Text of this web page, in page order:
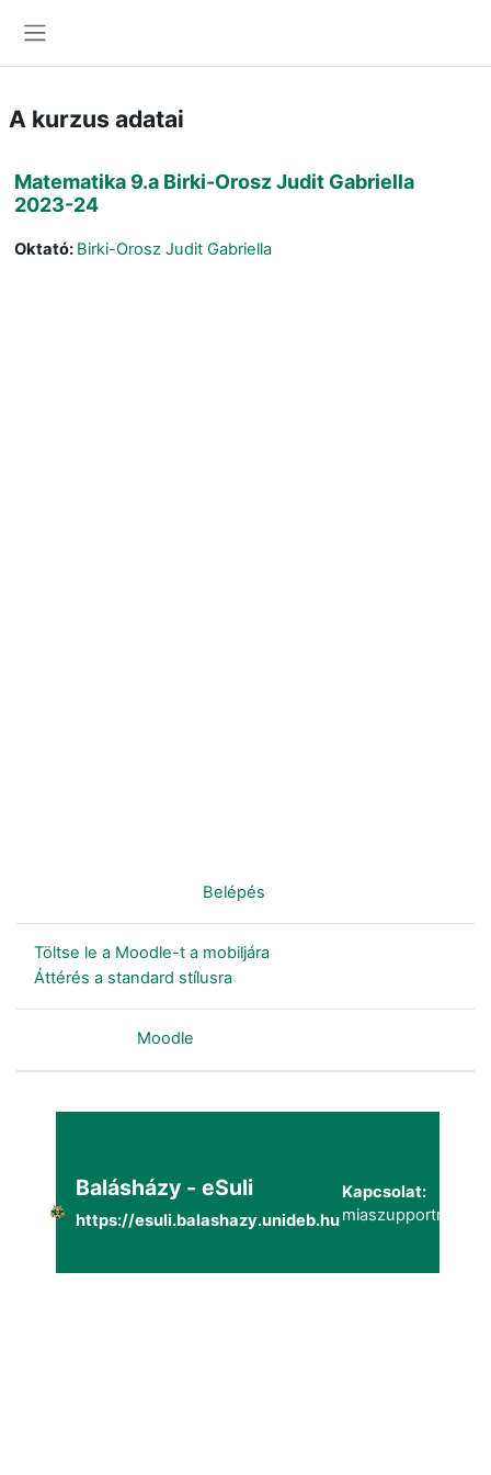
A kurzus adatai
Matematika 9.a Birki-Orosz Judit Gabriella
2023-24
Oktató: Birki-Orosz Judit Gabriella
Belépés
Töltse le a Moodle-t a mobiljára
Áttérés a standard stílusra
Moodle
Balásházy - eSuli
https://esuli.balashazy.unideb.hu
Kapcsolat: